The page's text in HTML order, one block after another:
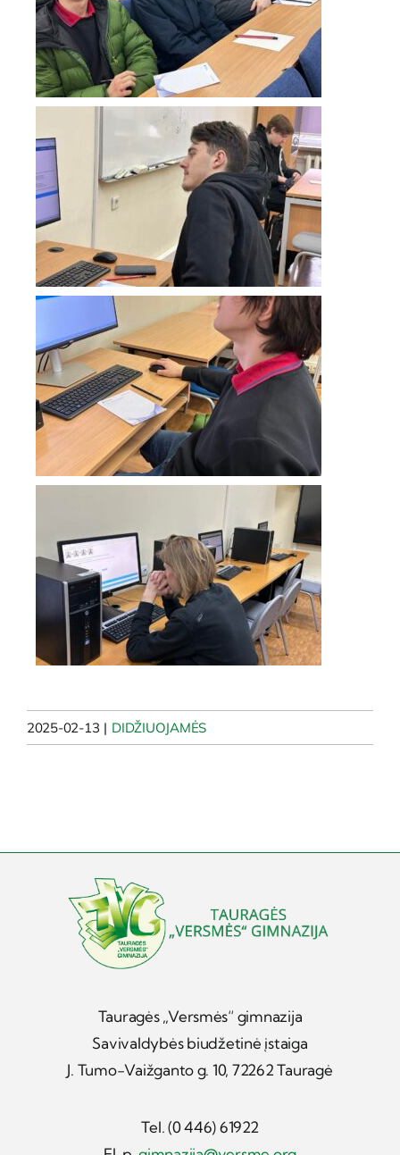
2025-02-13 | DIDŽIUOJAMĖS
Tauragės „Versmės“ gimnazija
Savivaldybės biudžetinė įstaiga
J. Tumo-Vaižganto g. 10, 72262 Tauragė
Tel. (0 446) 61922